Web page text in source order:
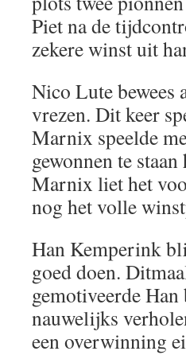
Piet na de
zekere winst uit
Nico Lute bewees
vrezen. Dit keer
Marnix speelde
gewonnen te
Marnix liet het
nog het volle
Han Kemperink
goed doen.
gemotiveerde
nauwelijks
een overwinning